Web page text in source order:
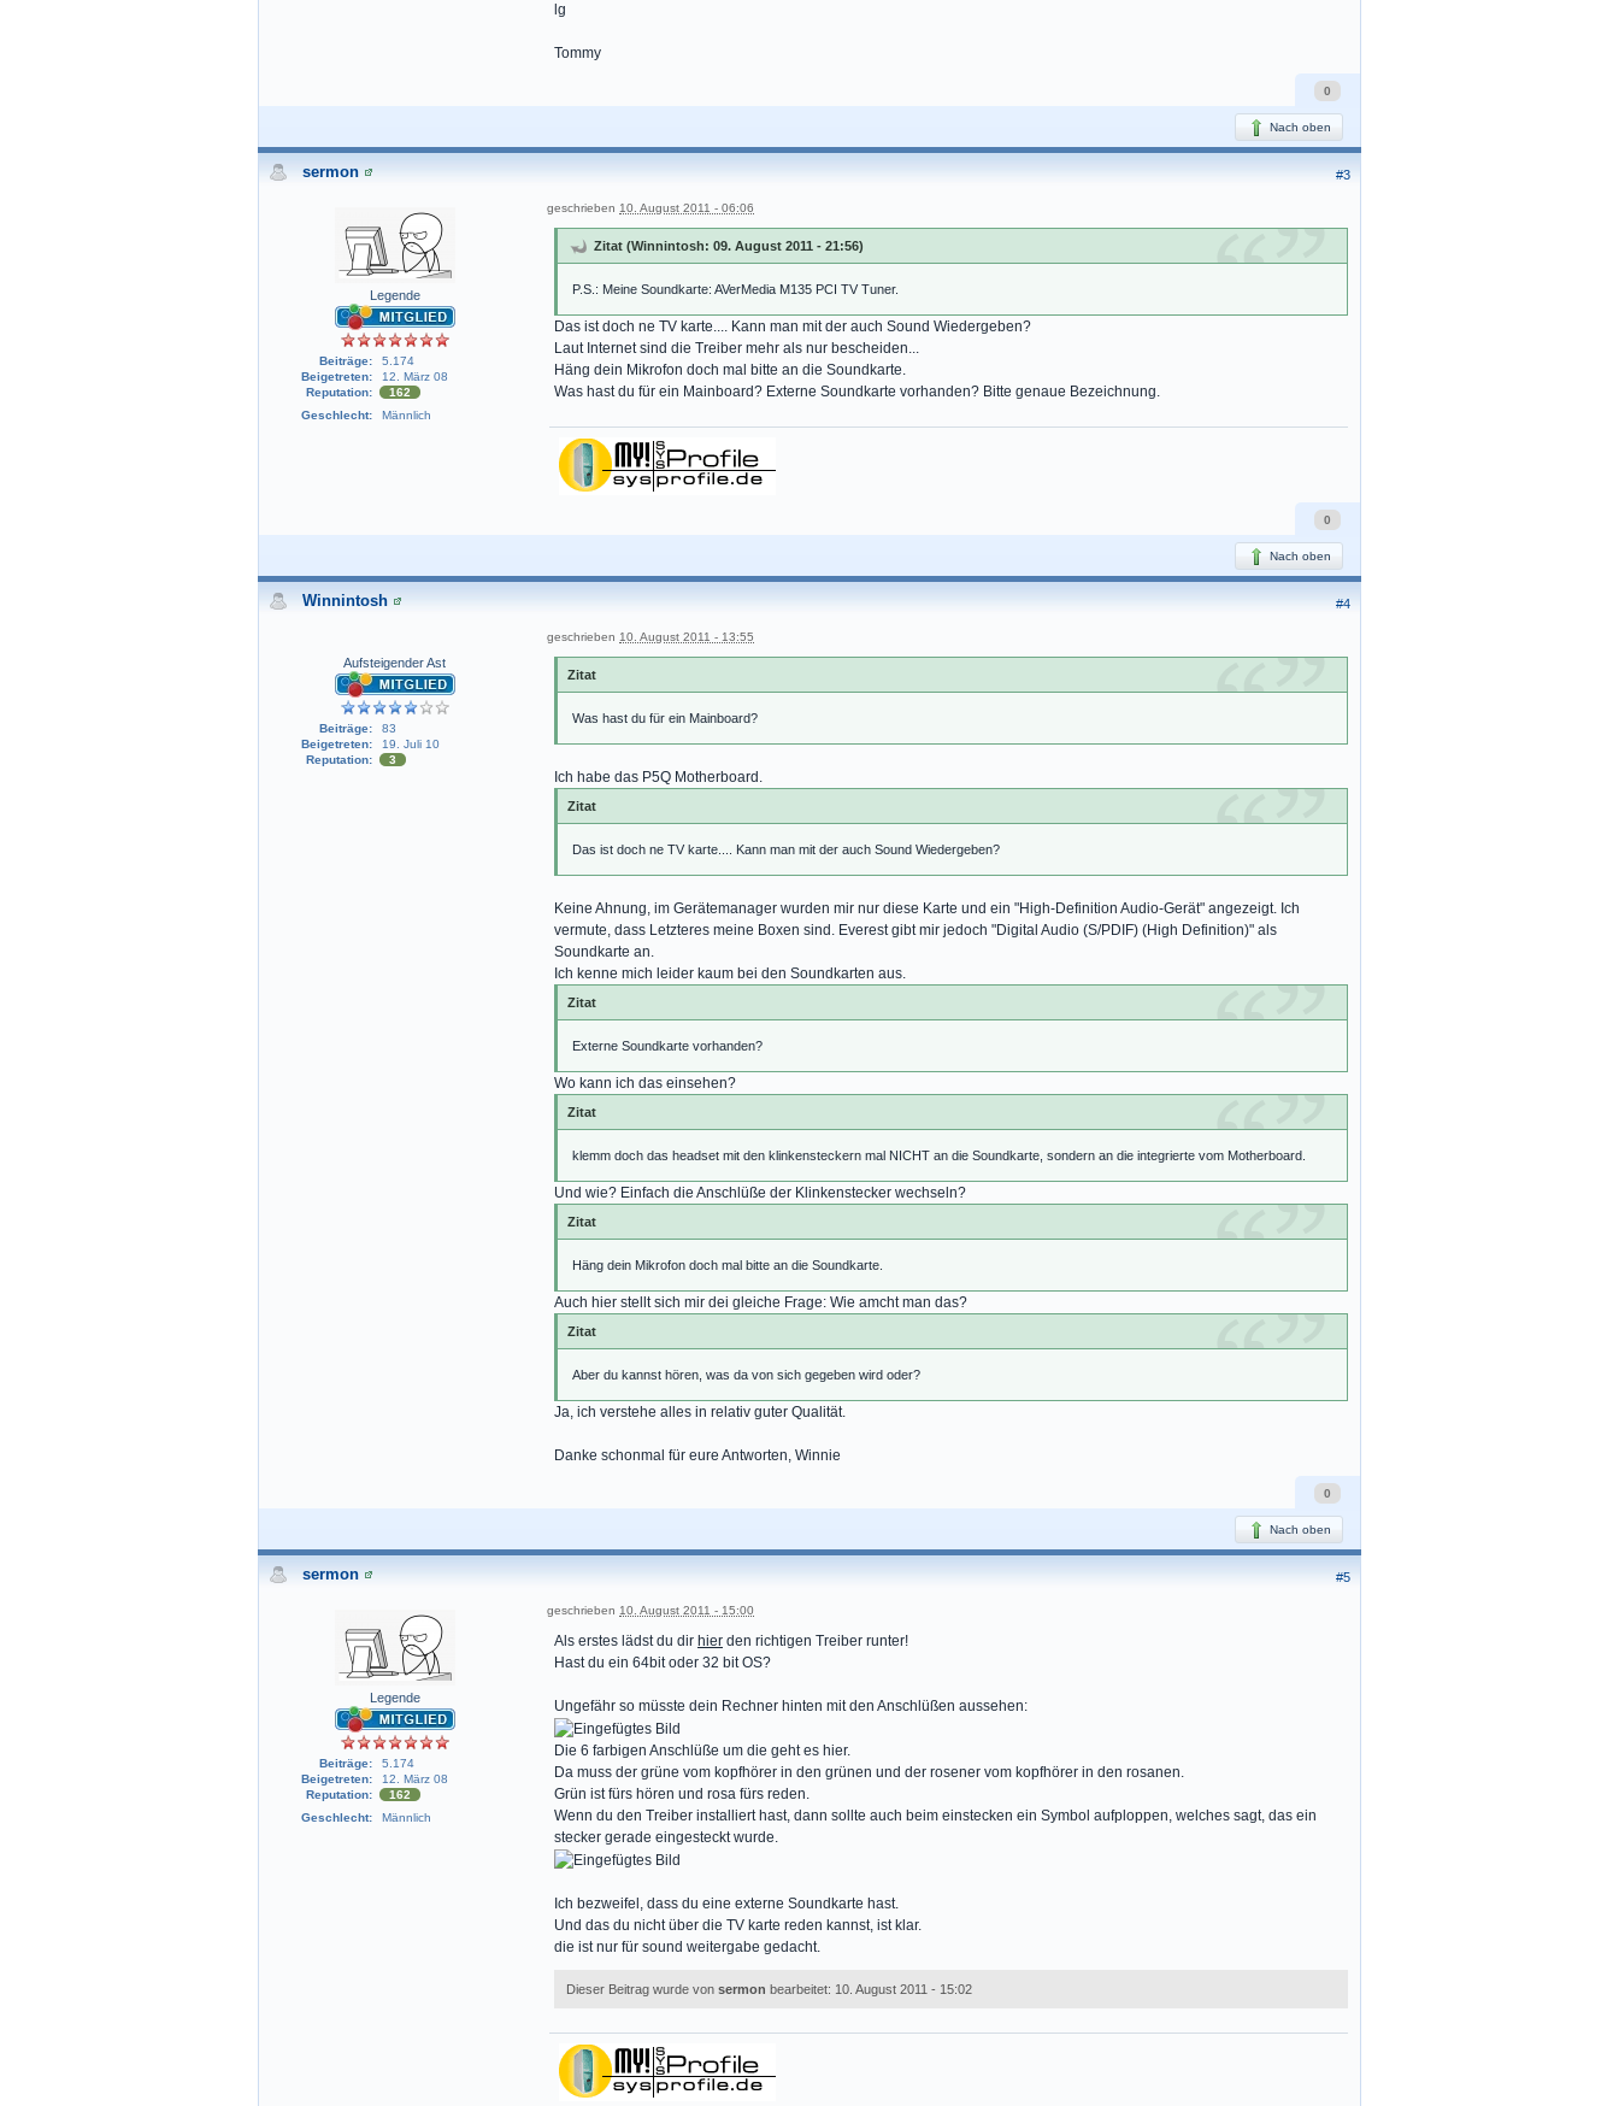
lg
Tommy
0
Nach oben
#3
sermon
Legende
Beiträge:
5.174
Beigetreten:
12. März 08
Reputation:
162
Geschlecht:
Männlich
geschrieben 10. August 2011 - 06:06
Zitat (Winnintosh: 09. August 2011 - 21:56)
P.S.: Meine Soundkarte: AVerMedia M135 PCI TV Tuner.
Das ist doch ne TV karte.... Kann man mit der auch Sound Wiedergeben?
Laut Internet sind die Treiber mehr als nur bescheiden...
Häng dein Mikrofon doch mal bitte an die Soundkarte.
Was hast du für ein Mainboard? Externe Soundkarte vorhanden? Bitte genaue Bezeichnung.
0
Nach oben
#4
Winnintosh
Aufsteigender Ast
Beiträge:
83
Beigetreten:
19. Juli 10
Reputation:
3
geschrieben 10. August 2011 - 13:55
Zitat
Was hast du für ein Mainboard?
Ich habe das P5Q Motherboard.
Zitat
Das ist doch ne TV karte.... Kann man mit der auch Sound Wiedergeben?
Keine Ahnung, im Gerätemanager wurden mir nur diese Karte und ein "High-Definition Audio-Gerät" angezeigt. Ich
vermute, dass Letzteres meine Boxen sind. Everest gibt mir jedoch "Digital Audio (S/PDIF) (High Definition)" als
Soundkarte an.
Ich kenne mich leider kaum bei den Soundkarten aus.
Zitat
Externe Soundkarte vorhanden?
Wo kann ich das einsehen?
Zitat
klemm doch das headset mit den klinkensteckern mal NICHT an die Soundkarte, sondern an die integrierte vom Motherboard.
Und wie? Einfach die Anschlüße der Klinkenstecker wechseln?
Zitat
Häng dein Mikrofon doch mal bitte an die Soundkarte.
Auch hier stellt sich mir dei gleiche Frage: Wie amcht man das?
Zitat
Aber du kannst hören, was da von sich gegeben wird oder?
Ja, ich verstehe alles in relativ guter Qualität.
Danke schonmal für eure Antworten, Winnie
0
Nach oben
#5
sermon
Legende
Beiträge:
5.174
Beigetreten:
12. März 08
Reputation:
162
Geschlecht:
Männlich
geschrieben 10. August 2011 - 15:00
Als erstes lädst du dir hier den richtigen Treiber runter!
Hast du ein 64bit oder 32 bit OS?
Ungefähr so müsste dein Rechner hinten mit den Anschlüßen aussehen:
Die 6 farbigen Anschlüße um die geht es hier.
Da muss der grüne vom kopfhörer in den grünen und der rosener vom kopfhörer in den rosanen.
Grün ist fürs hören und rosa fürs reden.
Wenn du den Treiber installiert hast, dann sollte auch beim einstecken ein Symbol aufploppen, welches sagt, das ein
stecker gerade eingesteckt wurde.
Ich bezweifel, dass du eine externe Soundkarte hast.
Und das du nicht über die TV karte reden kannst, ist klar.
die ist nur für sound weitergabe gedacht.
Dieser Beitrag wurde von sermon bearbeitet: 10. August 2011 - 15:02